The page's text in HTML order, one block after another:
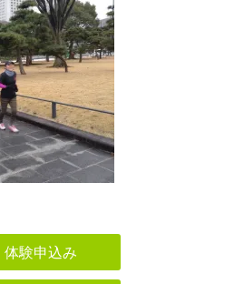
体験申込み